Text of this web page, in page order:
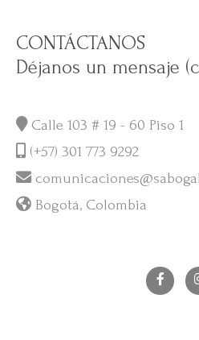
CONTÁCTANOS
Déjanos un mensaje
Calle 103 # 19 - 60 Piso 1
(+57) 301 773 9292
Bogotá, Colombia